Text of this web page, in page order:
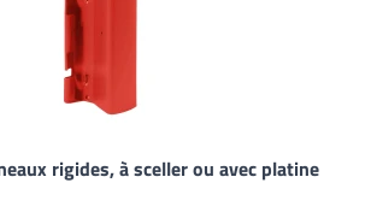
rigides, à sceller ou avec platine